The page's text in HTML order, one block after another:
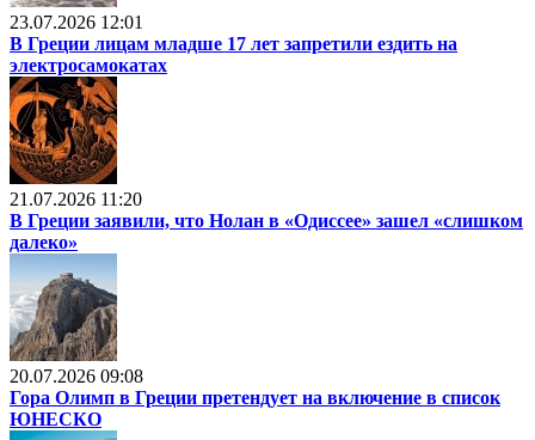
23.07.2026 12:01
В Греции лицам младше 17 лет запретили ездить на
электросамокатах
21.07.2026 11:20
В Греции заявили, что Нолан в «Одиссее» зашел «слишком
далеко»
20.07.2026 09:08
Гора Олимп в Греции претендует на включение в список
ЮНЕСКО